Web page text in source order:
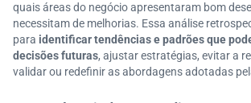
quais áreas do negócio apresentaram bom
necessitam de melhorias. Essa análise
para identificar tendências e padrões que
decisões futuras, ajustar estratégias, evitar a
validar ou redefinir as abordagens adotadas